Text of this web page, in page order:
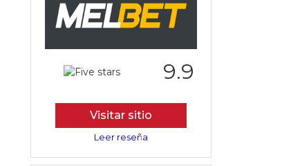
9.9
Visitar sitio
Leer reseña